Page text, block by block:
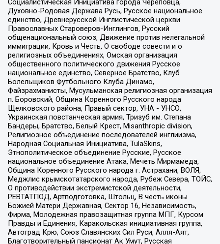
Духовно-Родовая Держава Русь, Русское национальное
единство, Древнерусской Инглистической церкви
Православных Староверов-Инглингов, Русский
общенациональный союз, Движение против нелегальной
иммиграции, Кровь и Честь, О свободе совести и о
религиозных объединениях, Омская организация
общественного политического движения Русское
национальное единство, Северное Братство, Клуб
Болельщиков Футбольного Клуба Динамо,
Файзрахманисты, Мусульманская религиозная организация
п. Боровский, Община Коренного Русского народа
Щелковского района, Правый сектор, УНА - УНСО,
Украинская повстанческая армия, Тризуб им. Степана
Бандеры, Братство, Белый Крест, Misanthropic division,
Религиозное объединение последователей инглиизма,
Народная Социальная Инициатива, TulaSkins,
Этнополитическое объединение Русские, Русское
национальное объединение Атака, Мечеть Мирмамеда,
Община Коренного Русского народа г. Астрахани, ВОЛЯ,
Меджлис крымскотатарского народа, Рубеж Севера, ТОЙС,
О противодействии экстремистской деятельности,
РЕВТАТПОД, Артподготовка, Штольц, В честь иконы
Божией Матери Державная, Сектор 16, Независимость,
Фирма, Молодежная правозащитная группа МПГ, Курсом
Правды и Единения, Каракольская инициативная группа,
Автоград Крю, Союз Славянских Сил Руси, Алля-Аят,
Благотворительный пансионат Ак Умут, Русская